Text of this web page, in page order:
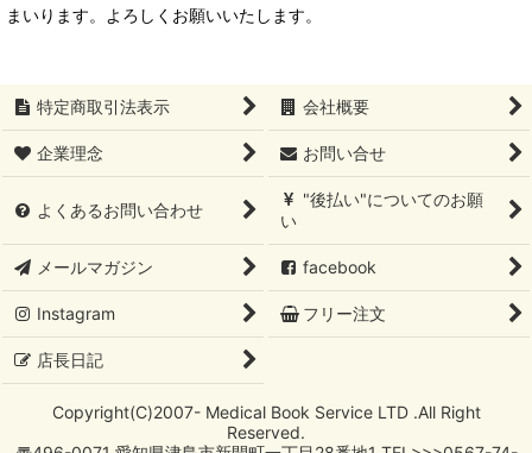
まいります。よろしくお願いいたします。
特定商取引法表示 会社概要
企業理念 お問い合せ
よくあるお問い合わせ
"後払い"についてのお願
い
メールマガジン facebook
Instagram フリー注文
店長日記
Copyright(C)2007- Medical Book Service LTD .All Right
Reserved.